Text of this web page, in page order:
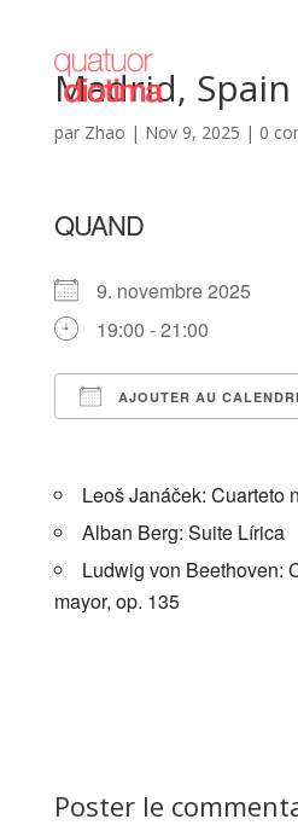
Madrid, Spain
par Zhao | Nov 9, 2025 | 0
QUAND
9. novembre 2025
19:00 - 21:00
AJOUTER AU
Leoš Janáček: Cuarteto
Alban Berg: Suite Lírica
Ludwig von Beethoven:
mayor, op. 135
Poster le